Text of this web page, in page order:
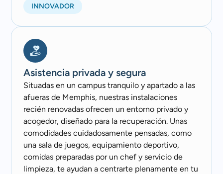
INNOVADOR
Asistencia privada y segura
Situadas en un campus tranquilo y apartado a las
afueras de Memphis, nuestras instalaciones
recién renovadas ofrecen un entorno privado y
acogedor, diseñado para la recuperación. Unas
comodidades cuidadosamente pensadas, como
una sala de juegos, equipamiento deportivo,
comidas preparadas por un chef y servicio de
limpieza, te ayudan a centrarte plenamente en tu